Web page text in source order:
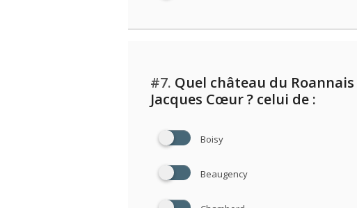
#7. Quel château du
Jacques Cœur ? celui de :
Boisy
Beaugency